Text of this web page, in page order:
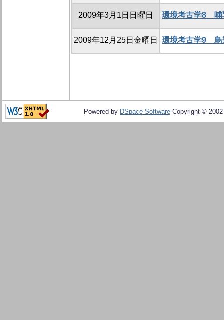
2009年3月1日日曜日 環境考古学8 哺
2009年12月25日金曜日 環境考古学9 鳥
Powered by DSpace Software Copyright ©